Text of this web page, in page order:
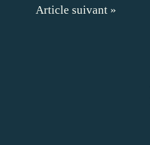
Article suivant »